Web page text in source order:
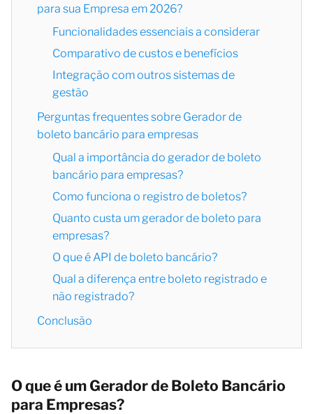
para sua Empresa em 2026?
Funcionalidades essenciais a considerar
Comparativo de custos e benefícios
Integração com outros sistemas de
gestão
Perguntas frequentes sobre Gerador de
boleto bancário para empresas
Qual a importância do gerador de boleto
bancário para empresas?
Como funciona o registro de boletos?
Quanto custa um gerador de boleto para
empresas?
O que é API de boleto bancário?
Qual a diferença entre boleto registrado e
não registrado?
Conclusão
O que é um Gerador de Boleto Bancário
para Empresas?